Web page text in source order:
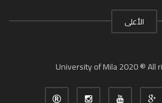
الأعلى
University of Mila 2020 ® All